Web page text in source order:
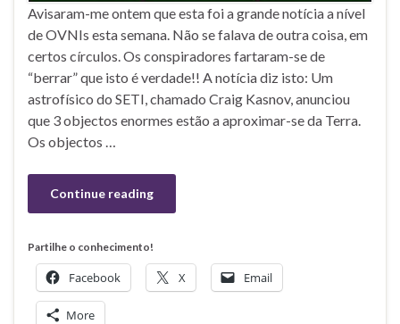
Avisaram-me ontem que esta foi a grande notícia a nível
de OVNIs esta semana. Não se falava de outra coisa, em
certos círculos. Os conspiradores fartaram-se de
“berrar” que isto é verdade!! A notícia diz isto: Um
astrofísico do SETI, chamado Craig Kasnov, anunciou
que 3 objectos enormes estão a aproximar-se da Terra.
Os objectos …
Continue reading
Partilhe o conhecimento!
Facebook X Email
More